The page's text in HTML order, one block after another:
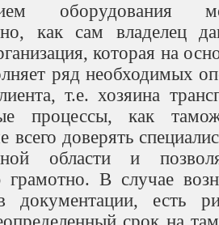
оборудования
как сам владелец
которая на
ряд необходимых
т.е. хозяина
процессы, как
всего доверять
области и
грамотно. В случае
документации, есть